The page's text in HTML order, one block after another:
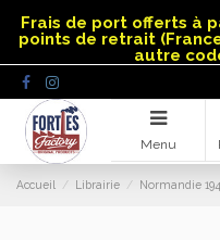
Frais de port offerts à
points de retrait
autre
Menu
Accueil Librairie Normandie